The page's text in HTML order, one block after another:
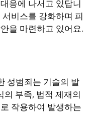
응에 나서고 있답니
비스를 강화하며 피
을 마련하고 있어요.
성범죄는 기술의 발
의 부족, 법적 제재의
작용하여 발생하는